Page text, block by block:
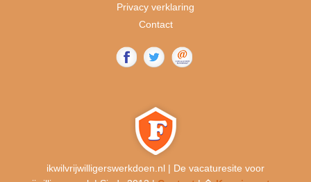
Privacy verklaring
Contact
ikwilvrijwilligerswerkdoen.nl | De vacaturesite voor